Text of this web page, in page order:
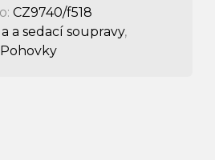
CZ9740/f518
a sedací soupravy,
Pohovky